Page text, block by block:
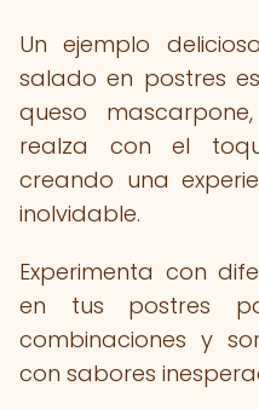
Un ejemplo
salado en postres
queso
realza con el
creando una
inolvidable.
Experimenta con
en tus postres
combinaciones y
con sabores